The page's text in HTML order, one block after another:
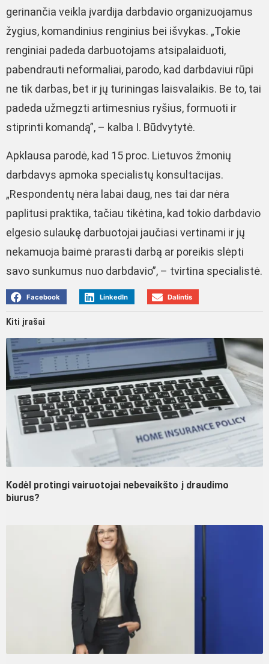
gerinančia veikla įvardija darbdavio organizuojamus
žygius, komandinius renginius bei išvykas. „Tokie
renginiai padeda darbuotojams atsipalaiduoti,
pabendrauti neformaliai, parodo, kad darbdaviui rūpi
ne tik darbas, bet ir jų turiningas laisvalaikis. Be to, tai
padeda užmegzti artimesnius ryšius, formuoti ir
stiprinti komandą”, – kalba I. Būdvytytė.
Apklausa parodė, kad 15 proc. Lietuvos žmonių
darbdavys apmoka specialistų konsultacijas.
„Respondentų nėra labai daug, nes tai dar nėra
paplitusi praktika, tačiau tikėtina, kad tokio darbdavio
elgesio sulaukę darbuotojai jaučiasi vertinami ir jų
nekamuoja baimė prarasti darbą ar poreikis slėpti
savo sunkumus nuo darbdavio”, – tvirtina specialistė.
Facebook LinkedIn Dalintis
Kiti įrašai
Kodėl protingi vairuotojai nebevaikšto į draudimo
biurus?